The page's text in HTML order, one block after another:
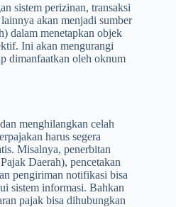
sistem perizinan, transaksi
akan menjadi sumber
dalam menetapkan objek
Ini akan mengurangi
dimanfaatkan oleh oknum
menghilangkan celah
harus segera
Misalnya, penerbitan
Daerah), pencetakan
pengiriman notifikasi bisa
sistem informasi. Bahkan
pajak bisa dihubungkan